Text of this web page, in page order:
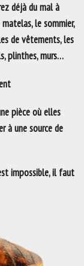
déjà du mal à
le sommier,
de vêtements, les
plinthes, murs…
pièce où elles
à une source de
impossible, il faut